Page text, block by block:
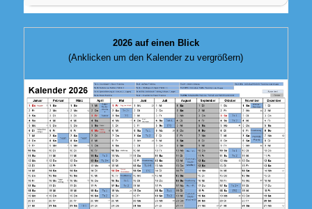
2026 auf einen Blick
(Anklicken um den Kalenderzu vergrößern)